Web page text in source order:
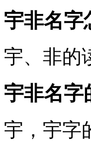
宇非名字
宇、 非的
宇非名字
宇 ，宇